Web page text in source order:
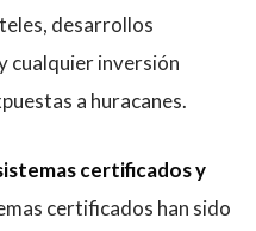
desarrollos
cualquier inversión
a huracanes.
certificados y
certificados han sido